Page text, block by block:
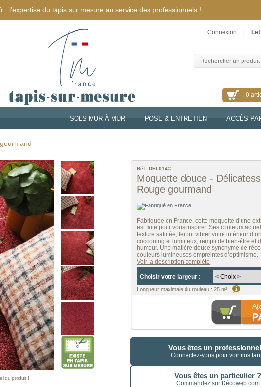
: l’expertise du tapis sur mesure au service des professionnels !
Connexion
0
SOLS MUR À MUR POSE & ENTRETIEN ACCÈS
Réf : DEL014C
Moquette douce -
Rouge gourmand
Fabriquée en France, cette moquette d’une
est faite pour vous inspirer. Ses couleurs
texture satinée, feront vibrer votre intérieur
cocooning et lumineux, rempli de bien-être et
humeur. Une matière douce synonyme de
couleurs lumineuses empreintes d’optimisme.
Voir la description complète
Choisir votre largeur :
Longueur maximale du rouleau : 25 m²
Vous êtes un
Connectez-vous pour voir nos
Vous êtes un particulier ?
Commandez sur Décoweb.com
du produit !